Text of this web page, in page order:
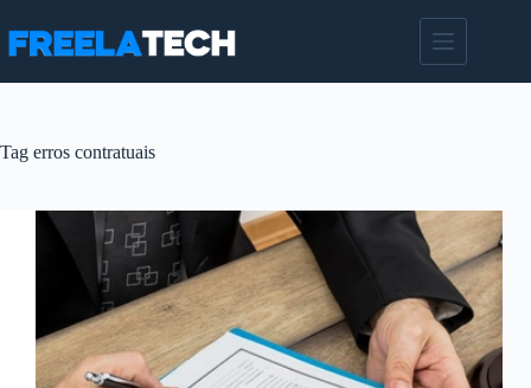
para
Tag erros contratuais